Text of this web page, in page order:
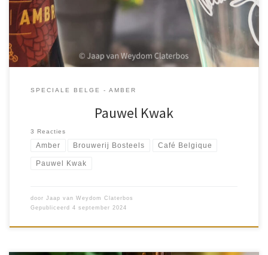
[…]
SPECIALE BELGE - AMBER
Pauwel Kwak
3 Reacties
Amber Brouwerij Bosteels Café Belgique
Pauwel Kwak
door Jaap van Weydom Claterbos
Gepubliceerd 4 september 2024